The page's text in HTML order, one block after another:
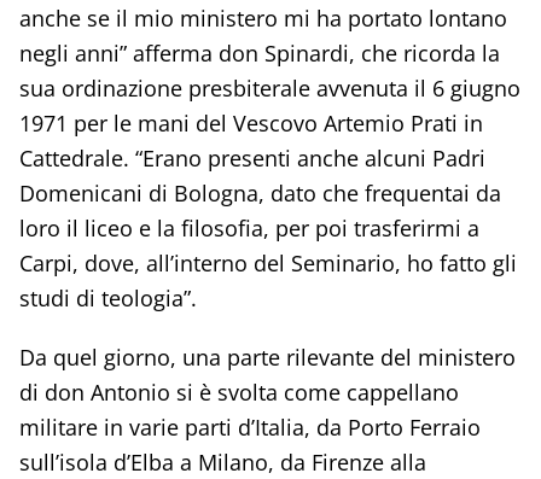
anche se il mio ministero mi ha portato lontano
negli anni” afferma don Spinardi, che ricorda la
sua ordinazione presbiterale avvenuta il 6 giugno
1971 per le mani del Vescovo Artemio Prati in
Cattedrale. “Erano presenti anche alcuni Padri
Domenicani di Bologna, dato che frequentai da
loro il liceo e la filosofia, per poi trasferirmi a
Carpi, dove, all’interno del Seminario, ho fatto gli
studi di teologia”.
Da quel giorno, una parte rilevante del ministero
di don Antonio si è svolta come cappellano
militare in varie parti d’Italia, da Porto Ferraio
sull’isola d’Elba a Milano, da Firenze alla